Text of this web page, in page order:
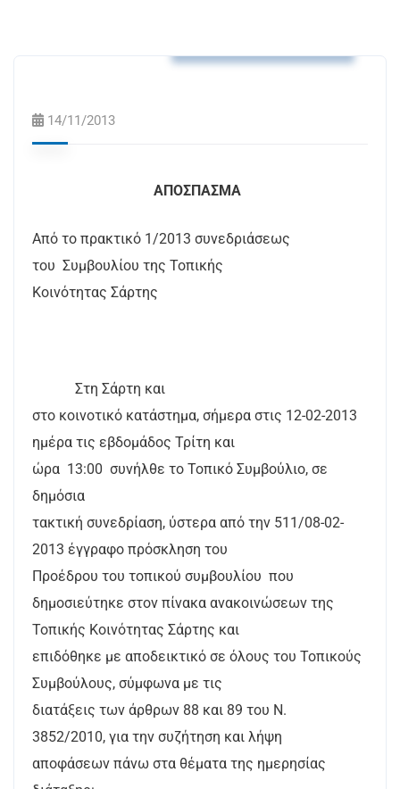
14/11/2013
ΑΠΟΣΠΑΣΜΑ
Από το πρακτικό 1/2013 συνεδριάσεως
του Συμβουλίου της Τοπικής
Κοινότητας Σάρτης
Στη Σάρτη και
στο κοινοτικό κατάστημα, σήμερα στις 12-02-2013
ημέρα τις εβδομάδος Τρίτη και
ώρα 13:00 συνήλθε το Τοπικό Συμβούλιο, σε
δημόσια
τακτική συνεδρίαση, ύστερα από την 511/08-02-
2013 έγγραφο πρόσκληση του
Προέδρου του τοπικού συμβουλίου που
δημοσιεύτηκε στον πίνακα ανακοινώσεων της
Τοπικής Κοινότητας Σάρτης και
επιδόθηκε με αποδεικτικό σε όλους του Τοπικούς
Συμβούλους, σύμφωνα με τις
διατάξεις των άρθρων 88 και 89 του Ν.
3852/2010, για την συζήτηση και λήψη
αποφάσεων πάνω στα θέματα της ημερησίας